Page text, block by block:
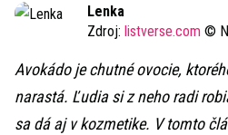
Lenka
Zdroj: listverse.com ©
Avokádo je chutné ovocie,
narastá. Ľudia si z neho radi
sa dá aj v kozmetike. V tomto